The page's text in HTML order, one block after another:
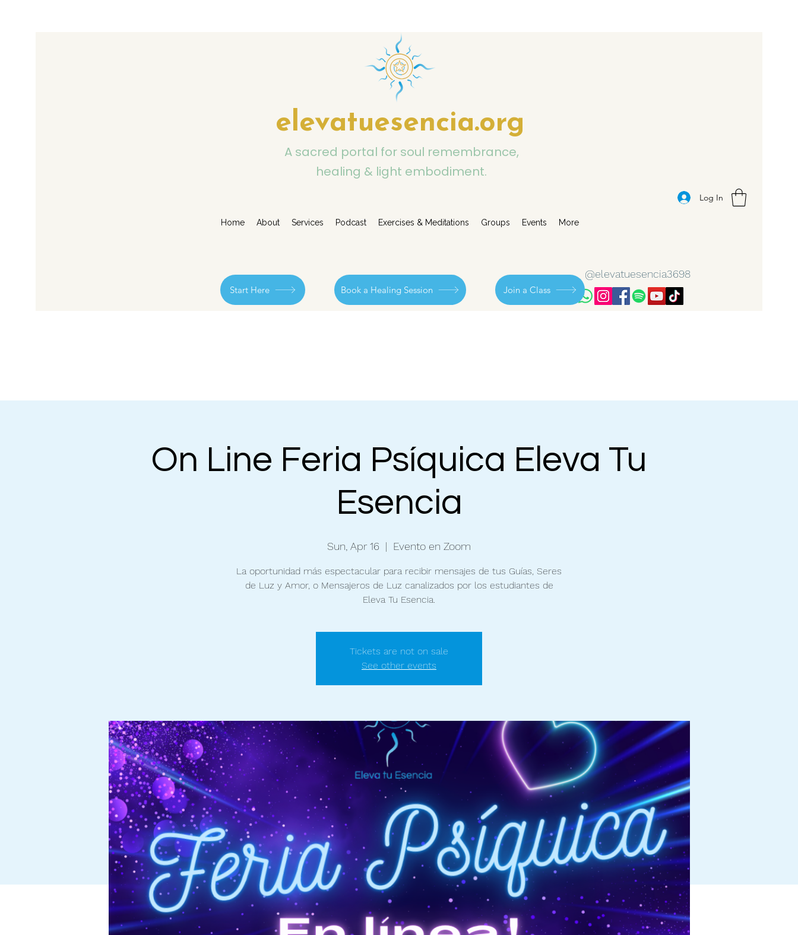
elevatuesencia.org
A sacred portal for soul remembrance,
healing & light embodiment.
Home About Services Podcast Exercises & Meditations Groups Events More
Log In
@elevatuesencia3698
Join a Class
Book a Healing Session
Start Here
On Line Feria Psíquica Eleva Tu
Esencia
Sun, Apr 16
  |
Evento en Zoom
La oportunidad más espectacular para recibir mensajes de tus Guías, Seres
de Luz y Amor, o Mensajeros de Luz canalizados por los estudiantes de
Eleva Tu Esencia.
Tickets are not on sale
See other events